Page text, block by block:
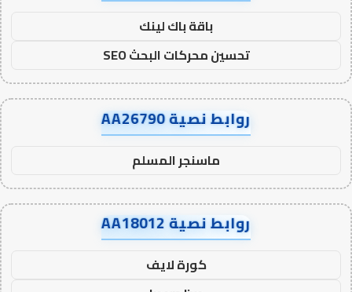
باقة باك لينك
تحسين محركات البحث SEO
روابط نصية AA26790
ماسنجر المسلم
روابط نصية AA18012
كورة لايف